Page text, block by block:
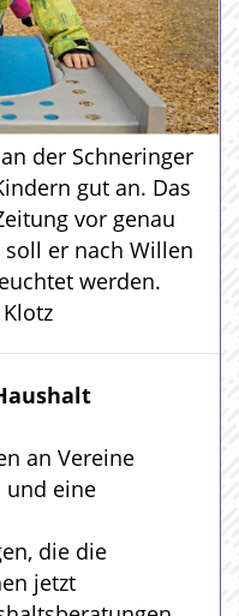
der Schneringer
gut an. Das
vor genau
er nach Willen
werden.
an Vereine
und eine
die die
jetzt